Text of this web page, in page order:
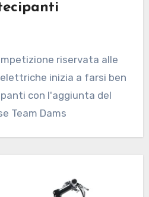
riservata alle
inizia a farsi ben
con l'aggiunta del
Team Dams